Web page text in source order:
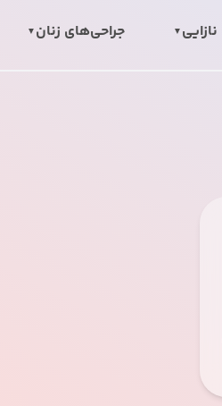
نازایی جراحی‌های زنان